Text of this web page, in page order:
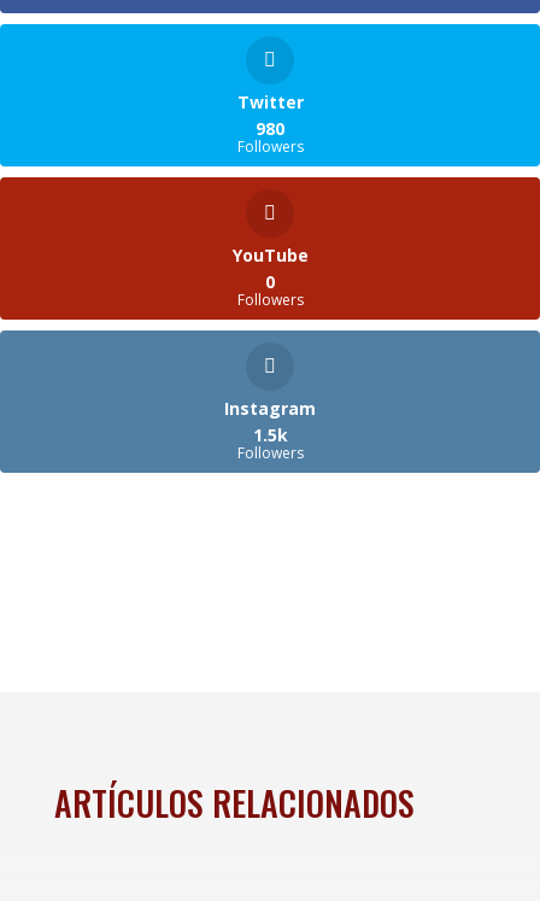
Twitter
980
Followers
YouTube
0
Followers
Instagram
1.5k
Followers
ARTÍCULOS RELACIONADOS